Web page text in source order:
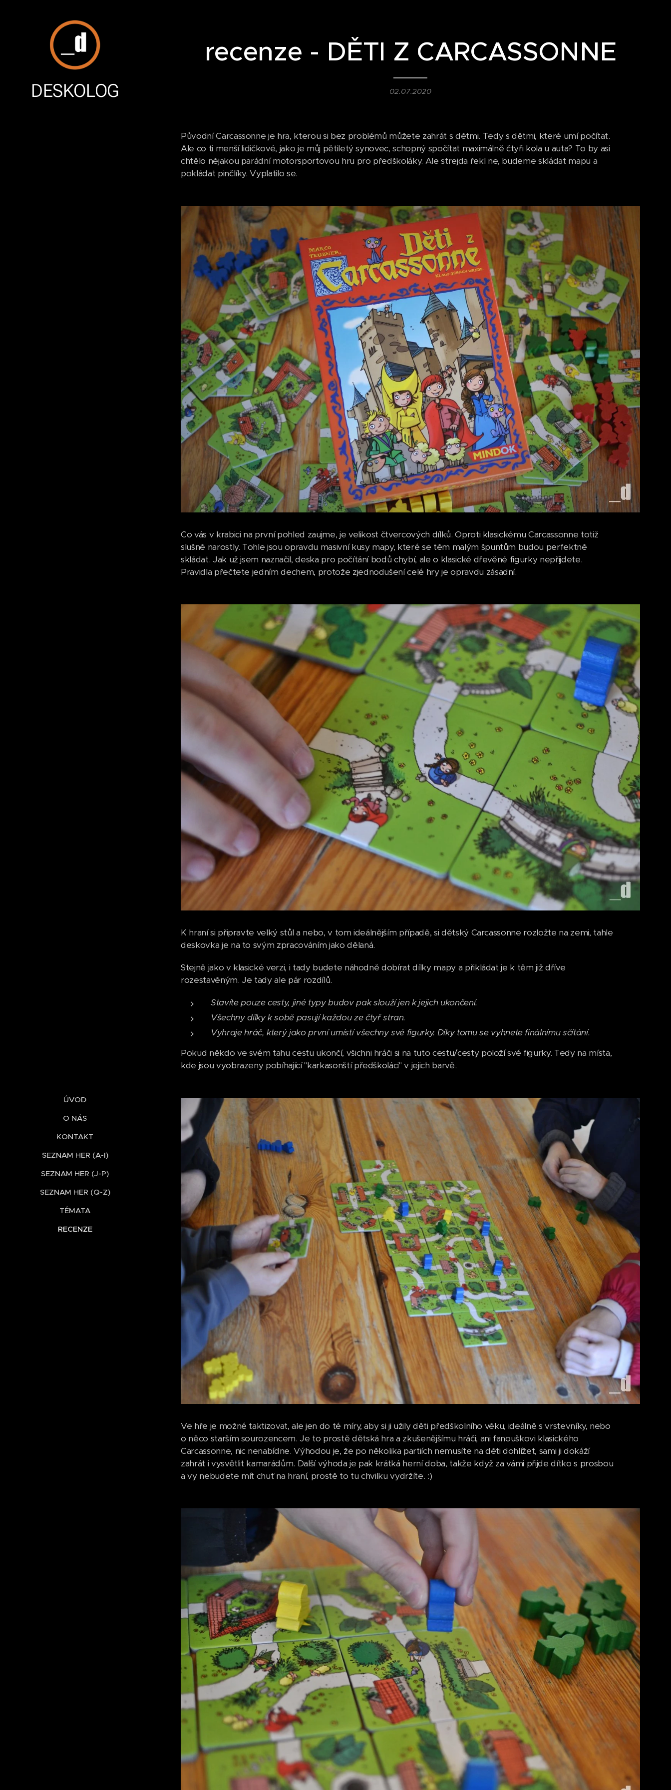
DESKOLOG
ÚVOD
O NÁS
KONTAKT
SEZNAM HER (A-I)
SEZNAM HER (J-P)
SEZNAM HER (Q-Z)
TÉMATA
RECENZE
recenze - DĚTI Z CARCASSONNE
02.07.2020
Původní Carcassonne je hra, kterou si bez problémů můžete zahrát s dětmi. Tedy s dětmi, které umí počítat.
Ale co ti menší lidičkové, jako je můj pětiletý synovec, schopný spočítat maximálně čtyři kola u auta? To by asi
chtělo nějakou parádní motorsportovou hru pro předškoláky. Ale strejda řekl ne, budeme skládat mapu a
pokládat pinčlíky. Vyplatilo se.
Co vás v krabici na první pohled zaujme, je velikost čtvercových dílků. Oproti klasickému Carcassonne totiž
slušně narostly. Tohle jsou opravdu masivní kusy mapy, které se těm malým špuntům budou perfektně
skládat. Jak už jsem naznačil, deska pro počítání bodů chybí, ale o klasické dřevěné figurky nepřijdete.
Pravidla přečtete jedním dechem, protože zjednodušení celé hry je opravdu zásadní.
K hraní si připravte velký stůl a nebo, v tom ideálnějším případě, si dětský Carcassonne rozložte na zemi, tahle
deskovka je na to svým zpracováním jako dělaná.
Stejně jako v klasické verzi, i tady budete náhodně dobírat dílky mapy a přikládat je k těm již dříve
rozestavěným. Je tady ale pár rozdílů.
Stavíte pouze cesty, jiné typy budov pak slouží jen k jejich ukončení.
Všechny dílky k sobě pasují každou ze čtyř stran.
Vyhraje hráč, který jako první umístí všechny své figurky. Díky tomu se vyhnete finálnímu sčítání.
Pokud někdo ve svém tahu cestu ukončí, všichni hráči si na tuto cestu/cesty položí své figurky. Tedy na místa,
kde jsou vyobrazeny pobíhající "karkasonští předškoláci" v jejich barvě.
Ve hře je možné taktizovat, ale jen do té míry, aby si ji užily děti předškolního věku, ideálně s vrstevníky, nebo
o něco starším sourozencem. Je to prostě dětská hra a zkušenějšímu hráči, ani fanouškovi klasického
Carcassonne, nic nenabídne. Výhodou je, že po několika partiích nemusíte na děti dohlížet, sami ji dokáží
zahrát i vysvětlit kamarádům. Další výhoda je pak krátká herní doba, takže když za vámi přijde dítko s prosbou
a vy nebudete mít chuť na hraní, prostě to tu chvilku vydržíte. :)